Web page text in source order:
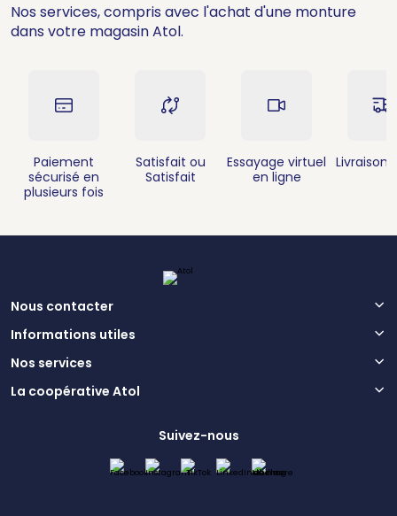
Nos services, compris avec l'achat d'une monture
dans votre magasin Atol.
Paiement
sécurisé en
plusieurs fois
Satisfait ou
Satisfait
Essayage virtuel
en ligne
Livraison
Nous contacter
Informations utiles
Nos services
La coopérative Atol
Suivez-nous